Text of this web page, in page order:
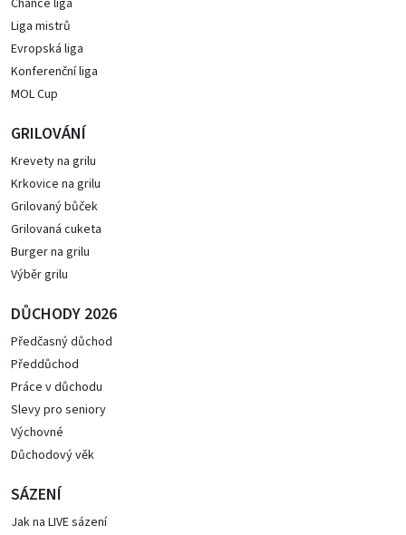
Chance liga
Liga mistrů
Evropská liga
Konferenční liga
MOL Cup
GRILOVÁNÍ
Krevety na grilu
Krkovice na grilu
Grilovaný bůček
Grilovaná cuketa
Burger na grilu
Výběr grilu
DŮCHODY 2026
Předčasný důchod
Předdůchod
Práce v důchodu
Slevy pro seniory
Výchovné
Důchodový věk
SÁZENÍ
Jak na LIVE sázení